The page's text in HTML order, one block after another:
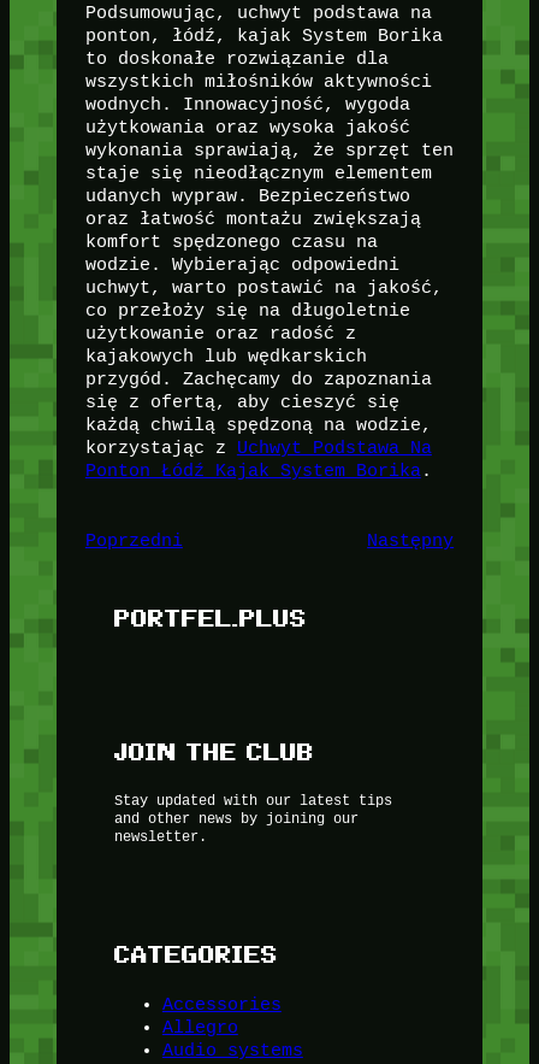
Podsumowując, uchwyt podstawa na
ponton, łódź, kajak System Borika
to doskonałe rozwiązanie dla
wszystkich miłośników aktywności
wodnych. Innowacyjność, wygoda
użytkowania oraz wysoka jakość
wykonania sprawiają, że sprzęt ten
staje się nieodłącznym elementem
udanych wypraw. Bezpieczeństwo
oraz łatwość montażu zwiększają
komfort spędzonego czasu na
wodzie. Wybierając odpowiedni
uchwyt, warto postawić na jakość,
co przełoży się na długoletnie
użytkowanie oraz radość z
kajakowych lub wędkarskich
przygód. Zachęcamy do zapoznania
się z ofertą, aby cieszyć się
każdą chwilą spędzoną na wodzie,
korzystając z Uchwyt Podstawa Na
Ponton Łódź Kajak System Borika.
Poprzedni Następny
PORTFEL.PLUS
JOIN THE CLUB
Stay updated with our latest tips
and other news by joining our
newsletter.
CATEGORIES
Accessories
Allegro
Audio systems